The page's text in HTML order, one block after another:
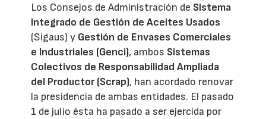
Los Consejos de Administración de Sistema
Integrado de Gestión de Aceites Usados
(Sigaus) y Gestión de Envases Comerciales
e Industriales (Genci), ambos Sistemas
Colectivos de Responsabilidad Ampliada
del Productor (Scrap), han acordado renovar
la presidencia de ambas entidades. El pasado
1 de julio ésta ha pasado a ser ejercida por